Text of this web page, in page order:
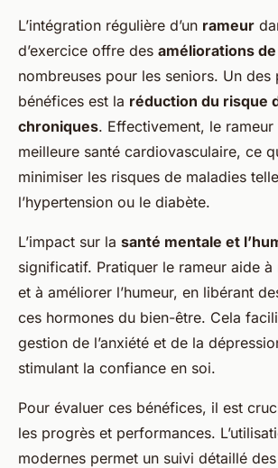
L’intégration régulière d’un rameur
d’exercice offre des améliorations
nombreuses pour les seniors. Un des
bénéfices est la réduction du risque
chroniques. Effectivement, le
meilleure santé cardiovasculaire, ce
minimiser les risques de maladies
l’hypertension ou le diabète.
L’impact sur la santé mentale et
significatif. Pratiquer le rameur aide à
et à améliorer l’humeur, en libérant
ces hormones du bien-être. Cela
gestion de l’anxiété et de la
stimulant la confiance en soi.
Pour évaluer ces bénéfices, il est
les progrès et performances.
modernes permet un suivi détaillé